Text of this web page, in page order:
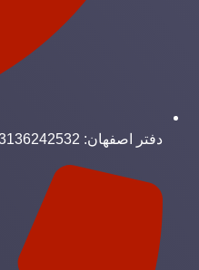
دفتر اصفهان: 983136242532+